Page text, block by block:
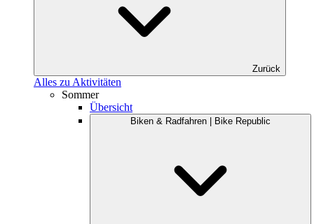
Zurück
Alles zu Aktivitäten
Sommer
Übersicht
Biken & Radfahren | Bike Republic